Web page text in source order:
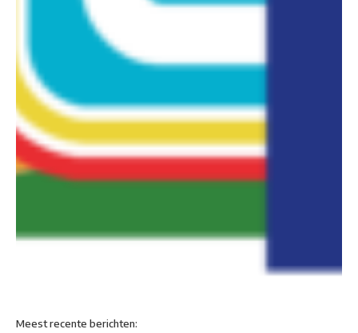
Meest recente berichten: